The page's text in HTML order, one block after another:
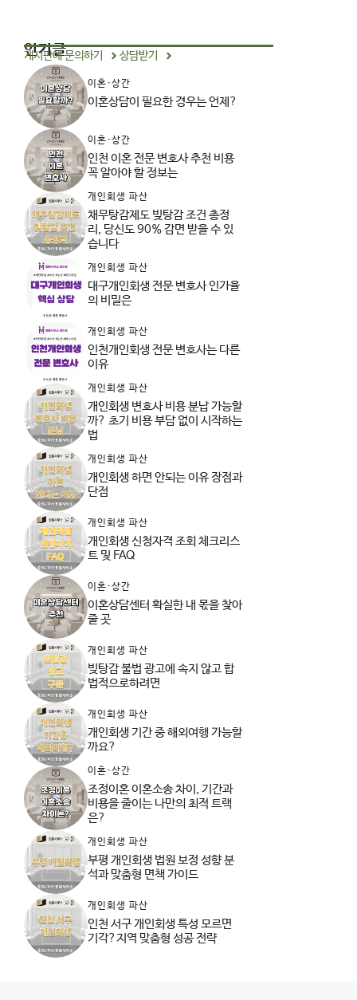
인기글
게시판에 문의하기 상담받기
이혼·상간
이혼상담이 필요한 경우는 언제?
이혼·상간
인천 이혼 전문 변호사 추천 비용
꼭 알아야 할 정보는
개인회생 파산
채무탕감제도 빚탕감 조건 총정
리, 당신도 90% 감면 받을 수 있
습니다
개인회생 파산
대구개인회생 전문 변호사 인가율
의 비밀은
개인회생 파산
인천개인회생 전문 변호사는 다른
이유
개인회생 파산
개인회생 변호사 비용 분납 가능할
까? 초기 비용 부담 없이 시작하는
법
개인회생 파산
개인회생 하면 안되는 이유 장점과
단점
개인회생 파산
개인회생 신청자격 조회 체크리스
트 및 FAQ
이혼·상간
이혼상담센터 확실한 내 몫을 찾아
줄 곳
개인회생 파산
빚탕감 불법 광고에 속지 않고 합
법적으로하려면
개인회생 파산
개인회생 기간 중 해외여행 가능할
까요?
이혼·상간
조정이혼 이혼소송 차이, 기간과
비용을 줄이는 나만의 최적 트랙
은?
개인회생 파산
부평 개인회생 법원 보정 성향 분
석과 맞춤형 면책 가이드
개인회생 파산
인천 서구 개인회생 특성 모르면
기각?지역 맞춤형 성공 전략